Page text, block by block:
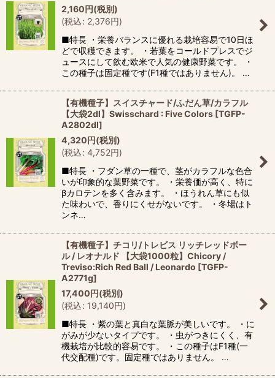
2,160円(税別)
(税込: 2,376円)
■特長 ・栄養バランスに優れる栽培容易で10日ほ
どで収穫できます。 ・若葉をコールドプレスでジ
ュースにして飲む欧米で人気の健康野菜です。 ・
この種子は固定種です(F1種ではありません)。 …
【有機種子】スイスチャード/ふだん草/カラフル
【大袋2dl】Swisschard : Five Colors [TGFP-
A2802dl]
4,320円(税別)
(税込: 4,752円)
■特長 ・フダン草の一種で、茎がカラフルな色合
いが印象的な葉野菜です。 ・栄養価が高く、特に
βカロテンを多く含みます。 ・ほうれん草にも似
た味わいで、香りにくせがないです。 ・冬場はト
ンネ…
【有機種子】チコリ/トレビス リッチレッドボー
ル / レオナルド 【大袋1000粒】Chicory /
Treviso:Rich Red Ball / Leonardo [TGFP-
A2771g]
17,400円(税別)
(税込: 19,140円)
■特長 ・紫の葉と真白な葉脈が美しいです。 ・に
がみが少ないタイプです。 ・虫がつきにくく、有
機栽培が比較的容易です。 ・この種子はF1種(一
代交配種)です。固定種ではありません。 …